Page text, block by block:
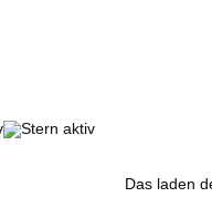
Das laden